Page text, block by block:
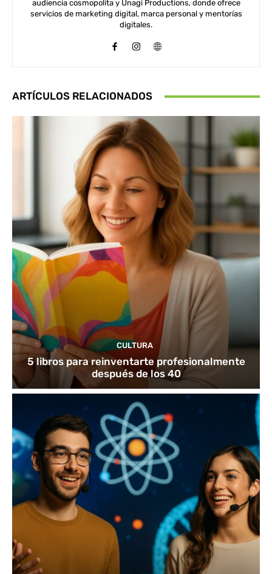
audiencia cosmopolita y Unagi Productions, donde ofrece
servicios de marketing digital, marca personal y mentorías
digitales.
ARTÍCULOS RELACIONADOS
CULTURA
5 libros para reinventarte profesionalmente
después de los 40